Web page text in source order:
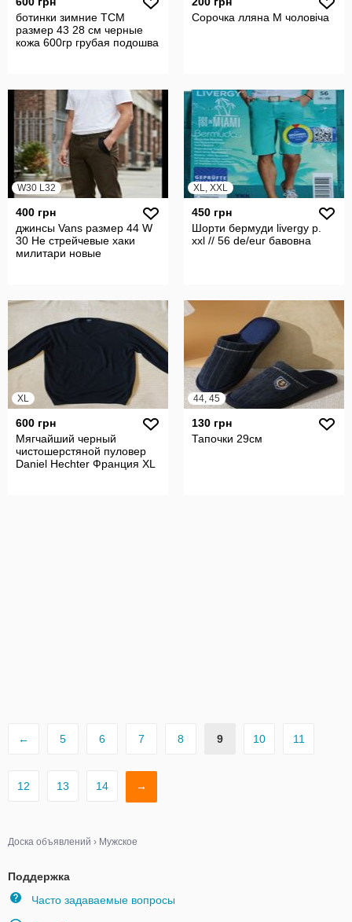
ботинки зимние TCM
размер 43 28 см черные
кожа 600гр грубая подошва
Сорочка лляна М чоловіча
W30 L32
400 грн
джинсы Vans размер 44 W
30 Не стрейчевые хаки
милитари новые
XL, XXL
450 грн
Шорти бермуди livergy р.
xxl // 56 de/eur бавовна
XL
600 грн
Мягчайший черный
чистошерстяной пуловер
Daniel Hechter Франция XL
44, 45
130 грн
Тапочки 29см
← 5 6 7 8 9 10 11
12 13 14 →
Доска объявлений › Мужское
Поддержка
Часто задаваемые вопросы